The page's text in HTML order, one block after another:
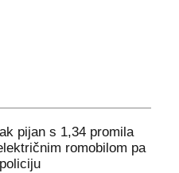
pijan s 1,34 promila
romobilom pa